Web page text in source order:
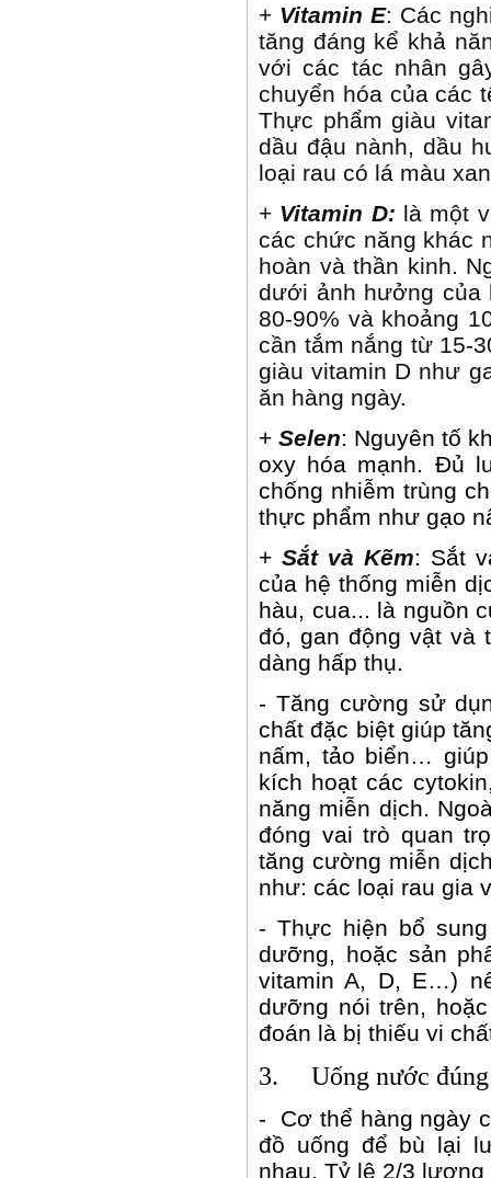
+ Vitamin E: Các
tăng đáng kể khả
với các tác nhân
chuyển hóa của các
Thực phẩm giàu
dầu đậu nành, dầu
loại rau có lá màu
+ Vitamin D: là một
các chức năng khác
hoàn và thần kinh.
dưới ảnh hưởng của
80-90% và khoảng
cần tắm nắng từ 15-
giàu vitamin D như
ăn hàng ngày.
+Selen: Nguyên tố
oxy hóa mạnh. Đủ
chống nhiễm trùng
thực phẩm như gạo
+ Sắt và Kẽm: Sắt
của hệ thống miễn
hàu, cua... là nguồn
đó, gan động vật và
dàng hấp thụ.
- Tăng cường sử
chất đặc biệt giúp
nấm, tảo biển…
kích hoạt các
năng miễn dịch.
đóng vai trò quan
tăng cường miễn
như: các loại rau gia
- Thực hiện bổ
dưỡng, hoặc sản
vitamin A, D, E…)
dưỡng nói trên,
đoán là bị thiếu vi
3. Uống nước
- Cơ thể hàng ngày
đồ uống để bù lại
nhau. Tỷ lệ 2/3